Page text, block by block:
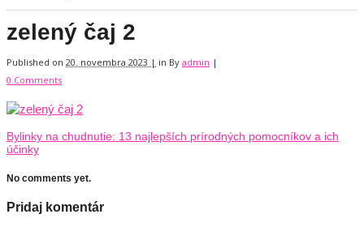
zelený čaj 2
Published on 20. novembra 2023 | in By admin |
0 Comments
Bylinky na chudnutie: 13 najlepších prírodných pomocníkov a ich
účinky
No comments yet.
Pridaj komentár